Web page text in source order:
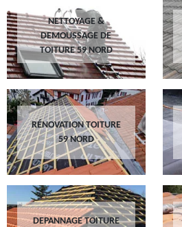
NETTOYAGE &
DEMOUSSAGE DE
TOITURE 59 NORD
RÉNOVATION TOITURE
59 NORD
DEPANNAGE TOITURE